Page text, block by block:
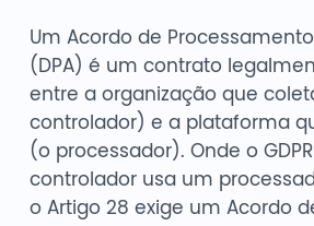
Um Acordo de
(DPA) é um contrato
entre a organização que
controlador) e a plataforma
(o processador). Onde o
controlador usa um
o Artigo 28 exige um Acordo